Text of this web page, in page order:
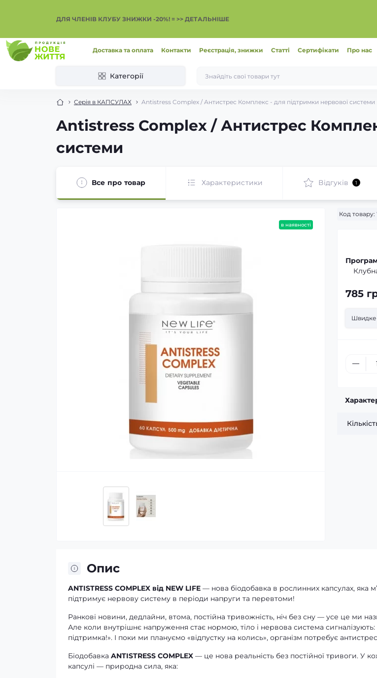
ДЛЯ ЧЛЕНІВ КЛУБУ ЗНИЖКИ -20%! = >> ДЕТАЛЬНІШЕ
Доставка та оплата Контакти Реєстрація, знижки Статті Сертифікати Про нас
Категорії
Серія в КАПСУЛАХ Antistress Complex / Антистрес Комплекс - для підтримки нервової системи
Antistress Complex / Антистрес
системи
Все про товар Характеристики Відгуків 1
в наявності
Код товару:
785
Швидке
Опис
ANTISTRESS COMPLEX від NEW LIFE — нова біодобавка в рослинних капсулах, яка
підтримує нервову систему в періоди напруги та перевтоми!
Ранкові новини, дедлайни, втома, постійна тривожність, ніч без сну — усе це ми
Але коли внутрішнє напруження стає нормою, тіло і нервова система сигналізують:
підтримка!». І поки ми плануємо «відпустку на колись», організм потребує
Біодобавка ANTISTRESS COMPLEX — це нова реальність без постійної тривоги. У
капсулі — природна сила, яка: